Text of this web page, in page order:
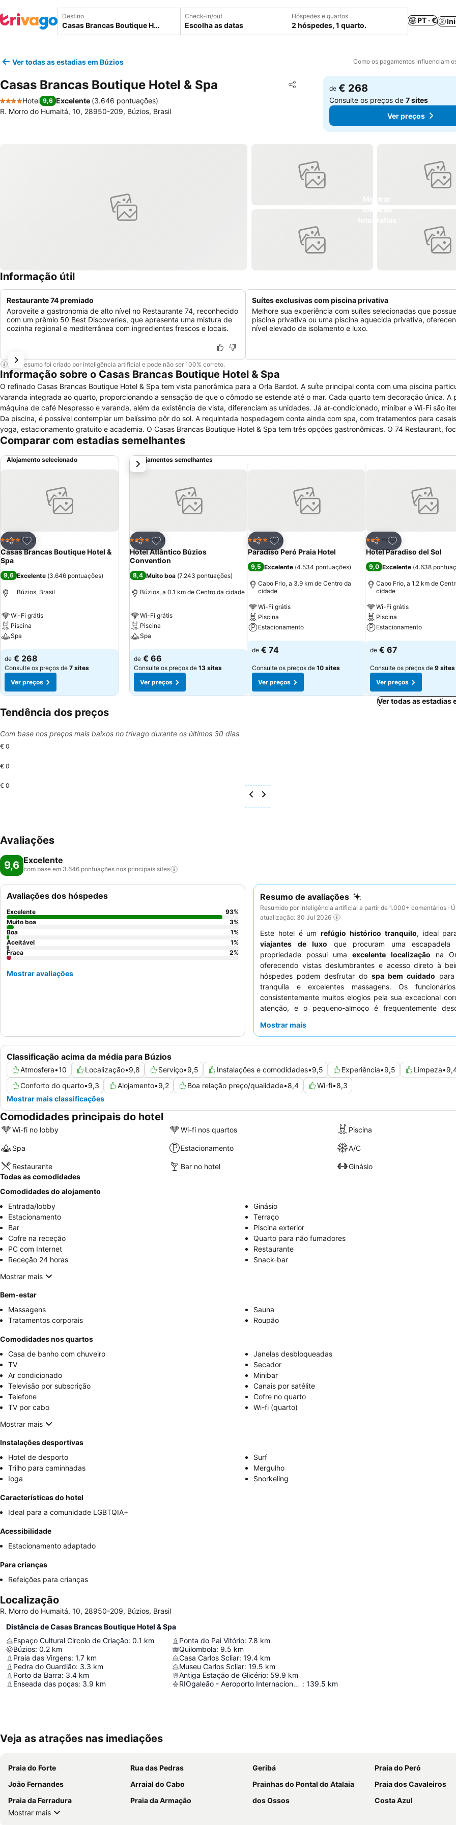
Destino Check-in/out
Escolha as datas
Hóspedes e quartos
2 hóspedes, 1 quarto.
PT · €
Ver todas as estadias em Búzios Como os pagamentos influenciam
Casas Brancas Boutique Hotel & Spa Partilhar
Adicionar aos favoritos
4 Estrelas
Hotel 9,6 Excelente (3.646 pontuações)
R. Morro do Humaitá, 10, 28950-209, Búzios, Brasil
de € 268
Consulte os preços de7 sites
Ver preços
Informação útil
Restaurante 74 premiado
Aproveite a gastronomia de alto nível no Restaurante 74, reconhecido
com um prêmio 50 Best Discoveries, que apresenta uma mistura de
cozinha regional e mediterrânea com ingredientes frescos e locais.
Suítes exclusivas com piscina privativa
Melhore sua experiência com suítes selecionadas que
piscina privativa ou uma piscina aquecida privativa,
nível elevado de isolamento e luxo.
Este resumo foi criado por inteligência artificial e pode não ser 100% correto.
Informação sobre o Casas Brancas Boutique Hotel & Spa
O refinado Casas Brancas Boutique Hotel & Spa tem vista panorâmica para a Orla Bardot. A suíte principal conta com uma piscina
varanda integrada ao quarto, proporcionando a sensação de que o cômodo se estende até o mar. Cada quarto tem decoração única. A presença de
máquina de café Nespresso e varanda, além da existência de vista, diferenciam as unidades. Já ar-condicionado, minibar e Wi-Fi são
Da piscina, é possível contemplar um belíssimo pôr do sol. A requintada hospedagem conta ainda com spa, com tratamentos para
yoga, estacionamento gratuito e academia. O Casas Brancas Boutique Hotel & Spa tem três opções gastronômicas. O 74 Restaurant, focado na
culinária local, e o Deck, que traz pratos italianos, ficam ali mesmo. Já a cinco minutos de carro, na Praia Brava, o Rocka oferece iguarias
Comparar com estadias semelhantes
Alojamento selecionado
Partilhar
Adicionar aos favoritos
4 EstrelasHotel
Casas Brancas Boutique Hotel &
Spa
9,6 Excelente (3.646 pontuações)
Búzios, Brasil
Wi-Fi grátis
Piscina
Spa
Ver preços
de € 268
Consulte os preços de 7 sites
Ver preços
Alojamentos semelhantes
Partilhar
Adicionar aos favoritos
4 EstrelasHotel
Hotel Atlântico Búzios
Convention
8,4 Muito boa (7.243 pontuações)
Búzios, a 0.1 km de Centro da cidade
Wi-Fi grátis
Piscina
Spa
Ver preços
de € 66
Consulte os preços de 13 sites
Ver preços
Partilhar
Adicionar aos favoritos
4 EstrelasHotel
Paradiso Peró Praia Hotel
9,5 Excelente (4.534 pontuações)
Cabo Frio, a 3.9 km de Centro da
cidade
Wi-Fi grátis
Piscina
Estacionamento
Ver preços
de € 74
Consulte os preços de 10 sites
Ver preços
Partilhar
Adicionar aos
3 Estrelas
Hotel
Hotel Paradiso del Sol
9,0 Excelente (4.638
Cabo Frio, a 1.2 km de
cidade
Wi-Fi grátis
Piscina
Estacionamento
Ver preços
de € 67
Consulte os preços de 9 sites
Ver preços
próximo
Ver todas as estadias
Tendência dos preços
Com base nos preços mais baixos no trivago durante os últimos 30 dias
€ 0
€ 0
€ 0
Avaliações
9,6 Excelente
com base em 3.646 pontuações nos principais sites
Resumo de avaliações
Resumido por inteligência artificial a partir de 1.000+ comentários ·
atualização: 30 Jul 2026
Este hotel é umrefúgio histórico tranquilo, ideal
viajantes de luxo que procuram uma escapadela
propriedade possui umaexcelente localização na
oferecendo vistas deslumbrantes e acesso direto à
hóspedes podem desfrutar do spa bem cuidado
tranquila e excelentes massagens. Os
consistentemente muitos elogios pela sua excecional
atenção, e o pequeno-almoço é frequentemente
uma estadia mais tranquila, os hóspedes devem
Mostrar mais
Classificação acima da média para Búzios
Atmosfera•10 Localização•9,8 Serviço•9,5 Instalações e comodidades•9,5 Experiência•9,5 Limpeza•
Conforto do quarto•9,3 Alojamento•9,2 Boa relação preço/qualidade•8,4 Wi-fi•8,3
Mostrar mais classificações
Avaliações dos hóspedes
Excelente 93%
Muito boa
3%
Boa
1%
Aceitável
1%
Fraca
2%
Mostrar avaliações
Comodidades principais do hotel
Wi-fi no lobby Wi-fi nos quartos Piscina
Spa Estacionamento A/C
Restaurante Bar no hotel
Ginásio
Todas as comodidades
Comodidades do alojamento
Entrada/lobby
Ginásio
Estacionamento
Terraço
Bar
Piscina exterior
Cofre na receção
Quarto para não fumadores
PC com Internet
Restaurante
Receção 24 horas
Snack-bar
Mostrar mais
Bem-estar
Massagens
Sauna
Tratamentos corporais
Roupão
Comodidades nos quartos
Casa de banho com chuveiro
Janelas desbloqueadas
TV
Secador
Ar condicionado
Minibar
Televisão por subscrição
Canais por satélite
Telefone
Cofre no quarto
TV por cabo
Wi-fi (quarto)
Mostrar mais
Instalações desportivas
Hotel de desporto
Surf
Trilho para caminhadas
Mergulho
Ioga
Snorkeling
Características do hotel
Ideal para a comunidade LGBTQIA+
Acessibilidade
Estacionamento adaptado
Para crianças
Refeições para crianças
Localização
R. Morro do Humaitá, 10, 28950-209, Búzios, Brasil
Distância de Casas Brancas Boutique Hotel & Spa
Espaço Cultural Circolo de Criação: 0.1 km
Búzios: 0.2 km
Praia das Virgens: 1.7 km
Pedra do Guardião: 3.3 km
Porto da Barra: 3.4 km
Enseada das poças: 3.9 km
Ponta do Pai Vitório: 7.8 km
Quilombola: 9.5 km
Casa Carlos Scliar: 19.4 km
Museu Carlos Scliar: 19.5 km
Antiga Estação de Glicério: 59.9 km
RIOgaleão - Aeroporto Internacional Tom Jobim : 139.5 km
Veja as atrações nas imediações
Praia do Forte Rua das Pedras Geribá
Praia do Peró
João Fernandes
Arraial do Cabo Prainhas do Pontal do Atalaia
Praia dos Cavaleiros
Praia da Ferradura
Praia da Armação dos Ossos
Costa Azul
Mostrar mais